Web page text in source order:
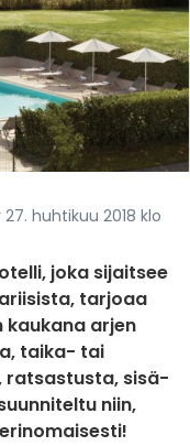
27. huhtikuu 2018 klo
joka sijaitsee
tarjoaa
kaukana arjen
taika- tai
sisä-
niin,